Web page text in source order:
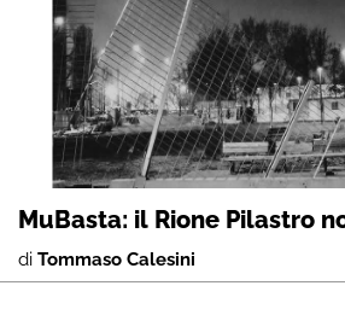
MuBasta: il Rione Pilastro
di Tommaso Calesini